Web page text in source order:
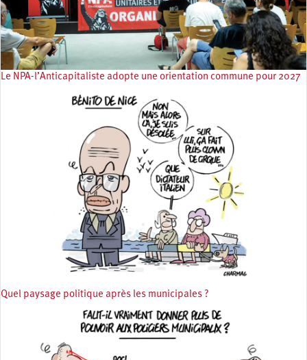
Le NPA-l’Anticapitaliste adopte une orientation commune pour 2027
Quel paysage politique après les municipales ?